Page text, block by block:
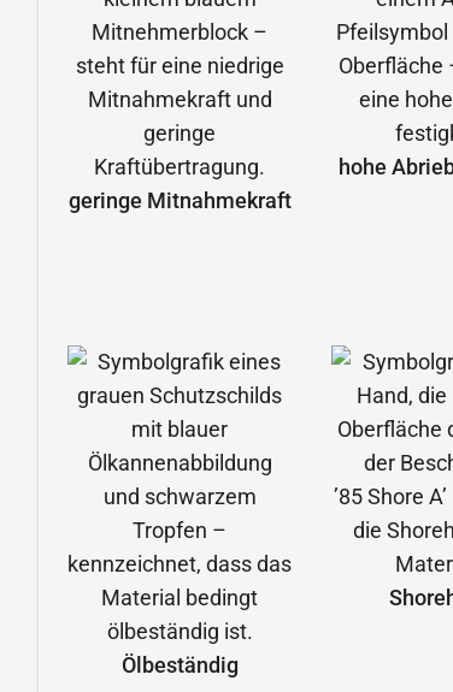
geringe Mitnahmekraft
hohe
Ölbeständig